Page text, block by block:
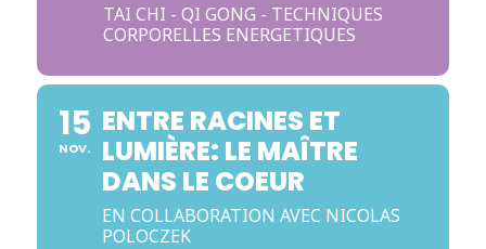
TAI CHI - QI GONG - TECHNIQUES
CORPORELLES ENERGETIQUES
15
NOV.
ENTRE RACINES ET
LUMIÈRE: LE MAÎTRE
DANS LE COEUR
EN COLLABORATION AVEC NICOLAS
POLOCZEK